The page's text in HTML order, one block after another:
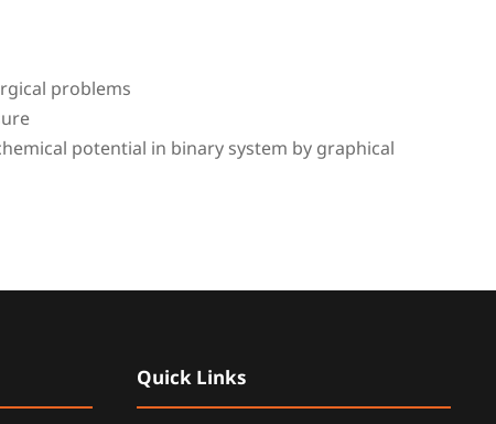
problems
potential in binary system by graphical
Quick Links